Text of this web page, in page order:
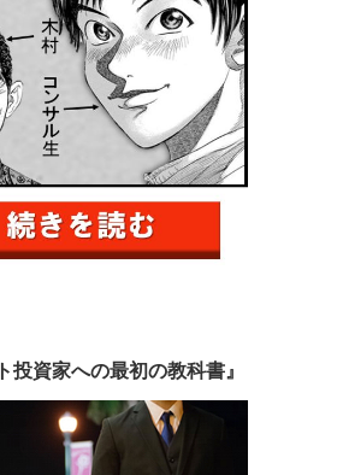
投資家への最初の教科書』